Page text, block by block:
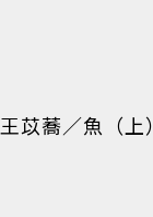
王苡蕎／魚（上）